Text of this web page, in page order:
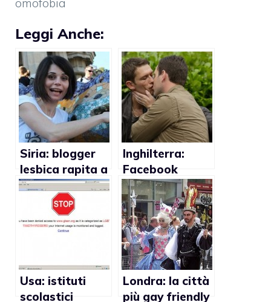
omofobia
Leggi Anche:
Siria: blogger
lesbica rapita a
Damasco
Inghilterra:
Facebook
censura bacio
gay
Usa: istituti
scolastici
Londra: la città
più gay friendly